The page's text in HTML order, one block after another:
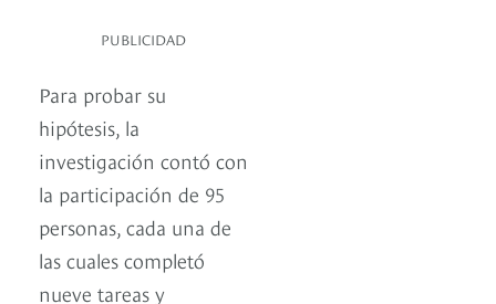
PUBLICIDAD
Para probar su
hipótesis, la
investigación contó con
la participación de 95
personas, cada una de
las cuales completó
nueve tareas y